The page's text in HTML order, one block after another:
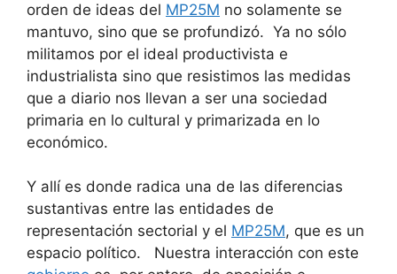
orden de ideas del MP25M no solamente se
mantuvo, sino que se profundizó. Ya no sólo
militamos por el ideal productivista e
industrialista sino que resistimos las medidas
que a diario nos llevan a ser una sociedad
primaria en lo cultural y primarizada en lo
económico.
Y allí es donde radica una de las diferencias
sustantivas entre las entidades de
representación sectorial y el MP25M, que es un
espacio político. Nuestra interacción con este